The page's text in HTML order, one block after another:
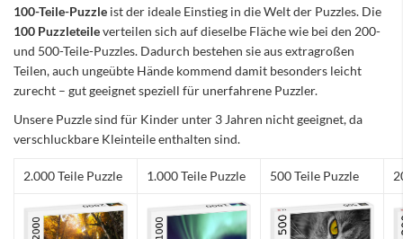
100-Teile-Puzzle ist der ideale Einstieg in die Welt der Puzzles. Die
100 Puzzleteileverteilen sich auf dieselbe Fläche wie bei den 200-
und 500-Teile-Puzzles. Dadurch bestehen sie aus extragroßen
Teilen, auch ungeübte Hände kommend damit besonders leicht
zurecht – gut geeignet speziell für unerfahrene Puzzler.
Unsere Puzzle sind für Kinder unter 3 Jahren nicht geeignet, da
verschluckbare Kleinteile enthalten sind.
2.000 Teile Puzzle 1.000 Teile Puzzle 500 Teile Puzzle